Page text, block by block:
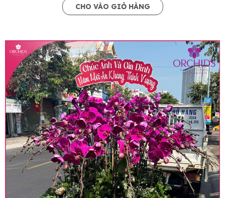
CHO VÀO GIỎ HÀNG